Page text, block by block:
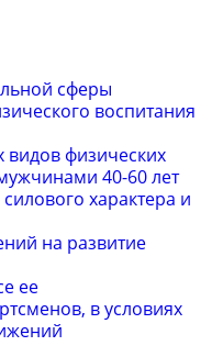
сферы
воспитания
видов физических
40-60 лет
характера и
на развитие
ее
в условиях